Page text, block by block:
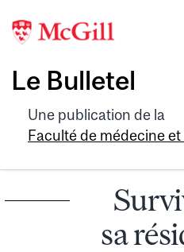
Le Bulletel
Une publication de la
Faculté de médecine
sa